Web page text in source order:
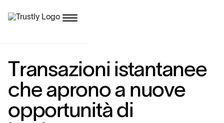
Transazioni istantanee
cheapronoa nuove
opportunitàdi